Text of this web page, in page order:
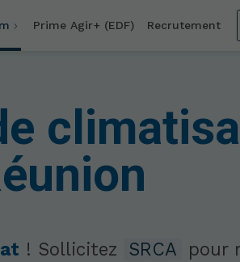
Prime Agir+ (EDF) Recrutement
! Sollicitez SRCA
pour